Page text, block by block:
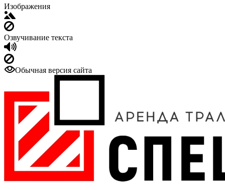
Изображения
Озвучивание текста
Обычная версия сайта